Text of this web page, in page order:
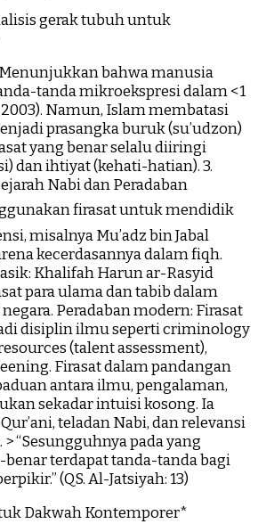
gerak tubuh untuk
bahwa manusia
tanda mikroekspresi dalam <1
Namun, Islam membatasi
prasangka buruk (su’udzon)
yang benar selalu diiringi
dan ihtiyat (kehati-hatian). 3.
Nabi dan Peradaban
misalnya Mu’adz bin Jabal
kecerdasannya dalam fiqh.
Khalifah Harun ar-Rasyid
para ulama dan tabib dalam
Peradaban modern: Firasat
disiplin ilmu seperti criminology
(talent assessment),
Firasat dalam pandangan
antara ilmu, pengalaman,
sekadar intuisi kosong. Ia
teladan Nabi, dan relevansi
“Sesungguhnya pada yang
terdapat tanda-tanda bagi
(QS. Al-Jatsiyah: 13)
Dakwah Kontemporer*